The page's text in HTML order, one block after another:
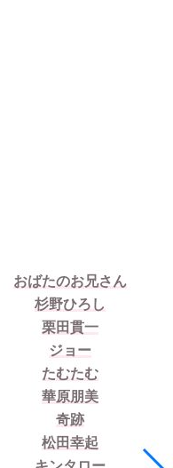
おばたのお兄さん
杉野ひろし
栗田貫一
ジョー
たむたむ
華原朋美
奇跡
松田幸起